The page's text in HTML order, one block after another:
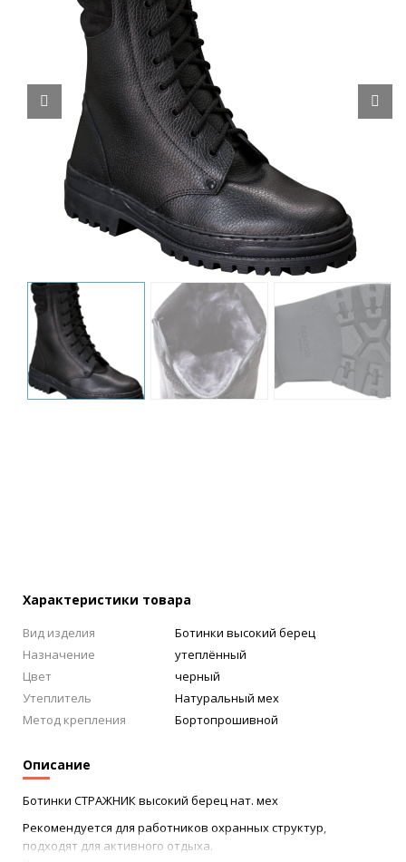
Характеристики товара
Описание
Ботинки СТРАЖНИК высокий берец нат. мех
Рекомендуется для работников охранных структур,
подходят для активного отдыха.
Вид изделия
Ботинки высокий берец
Назначение
утеплённый
Цвет
черный
Утеплитель
Натуральный мех
Метод крепления
Бортопрошивной